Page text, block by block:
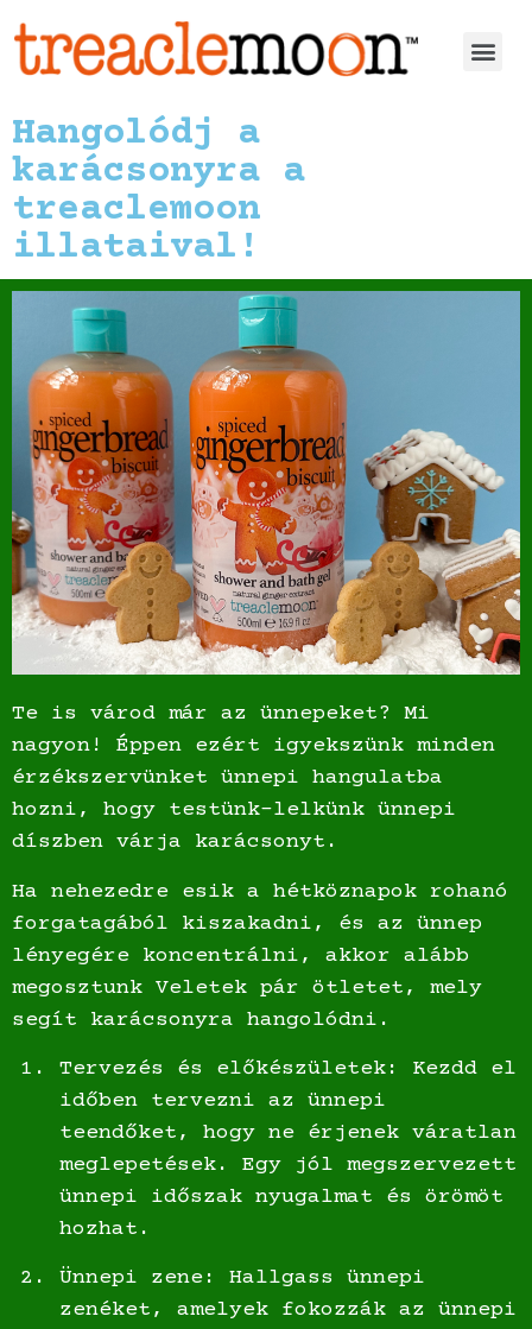
Hangolódj a
karácsonyra a
treaclemoon
illataival!
Te is várod már az ünnepeket? Mi
nagyon! Éppen ezért igyekszünk minden
érzékszervünket ünnepi hangulatba
hozni, hogy testünk-lelkünk ünnepi
díszben várja karácsonyt.
Ha nehezedre esik a hétköznapok rohanó
forgatagából kiszakadni, és az ünnep
lényegére koncentrálni, akkor alább
megosztunk Veletek pár ötletet, mely
segít karácsonyra hangolódni.
Tervezés és előkészületek: Kezdd el
időben tervezni az ünnepi
teendőket, hogy ne érjenek váratlan
meglepetések. Egy jól megszervezett
ünnepi időszak nyugalmat és örömöt
hozhat.
Ünnepi zene: Hallgass ünnepi
zenéket, amelyek fokozzák az ünnepi